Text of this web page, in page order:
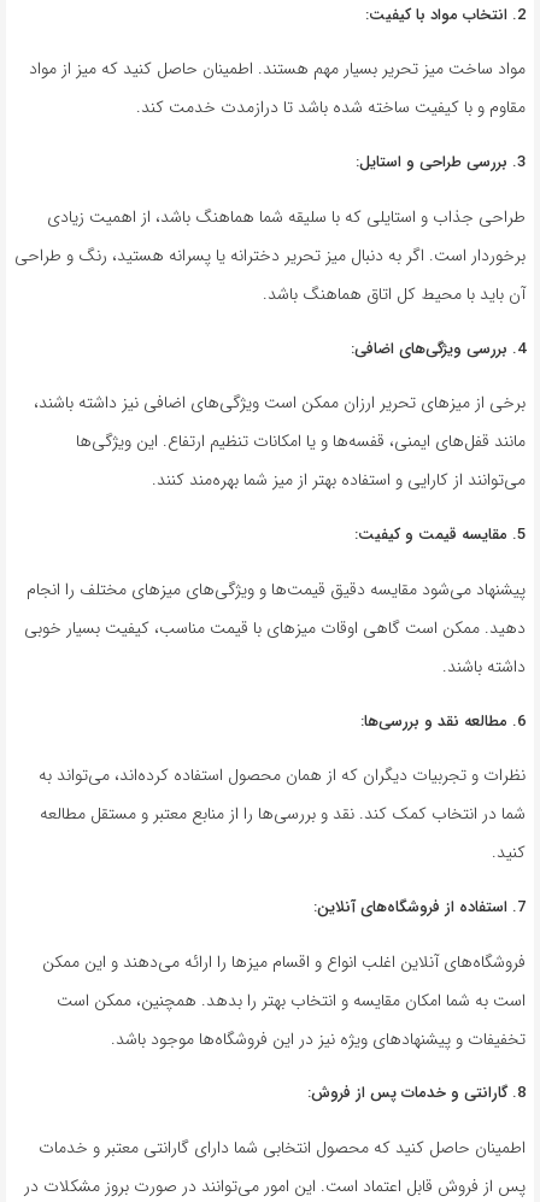
2. انتخاب مواد با کیفیت:
مواد ساخت میز تحریر بسیار مهم هستند. اطمینان حاصل کنید که میز از مواد
مقاوم و با کیفیت ساخته شده باشد تا درازمدت خدمت کند.
3. بررسی طراحی و استایل:
طراحی جذاب و استایلی که با سلیقه شما هماهنگ باشد، از اهمیت زیادی
برخوردار است. اگر به دنبال میز تحریر دخترانه یا پسرانه هستید، رنگ و طراحی
آن باید با محیط کل اتاق هماهنگ باشد.
4. بررسی ویژگی‌های اضافی:
برخی از میزهای تحریر ارزان ممکن است ویژگی‌های اضافی نیز داشته باشند،
مانند قفل‌های ایمنی، قفسه‌ها و یا امکانات تنظیم ارتفاع. این ویژگی‌ها
می‌توانند از کارایی و استفاده بهتر از میز شما بهره‌مند کنند.
5. مقایسه قیمت و کیفیت:
پیشنهاد می‌شود مقایسه دقیق قیمت‌ها و ویژگی‌های میزهای مختلف را انجام
دهید. ممکن است گاهی اوقات میزهای با قیمت مناسب، کیفیت بسیار خوبی
داشته باشند.
6. مطالعه نقد و بررسی‌ها:
نظرات و تجربیات دیگران که از همان محصول استفاده کرده‌اند، می‌تواند به
شما در انتخاب کمک کند. نقد و بررسی‌ها را از منابع معتبر و مستقل مطالعه
کنید.
7. استفاده از فروشگاه‌های آنلاین:
فروشگاه‌های آنلاین اغلب انواع و اقسام میزها را ارائه می‌دهند و این ممکن
است به شما امکان مقایسه و انتخاب بهتر را بدهد. همچنین، ممکن است
تخفیفات و پیشنهادهای ویژه نیز در این فروشگاه‌ها موجود باشد.
8. گارانتی و خدمات پس از فروش:
اطمینان حاصل کنید که محصول انتخابی شما دارای گارانتی معتبر و خدمات
پس از فروش قابل اعتماد است. این امور می‌توانند در صورت بروز مشکلات در